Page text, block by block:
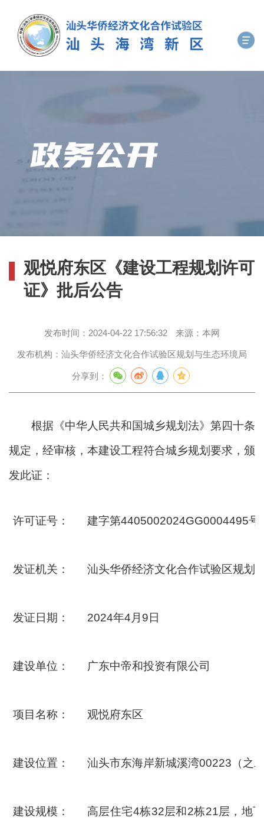
观悦府东区《建设工程规划许可
证》批后公告
发布时间： 2024-04-22 17:56:32 来源： 本网
发布机构： 汕头华侨经济文化合作试验区规划与生态环境局
分享到：
根据《中华人民共和国城乡规划法》第四十条
规定，经审核，本建设工程符合城乡规划要求，颁
发此证：
许可证号： 建字第4405002024GG0004495号
发证机关： 汕头华侨经济文化合作试验区规划
发证日期： 2024年4月9日
建设单位： 广东中帝和投资有限公司
项目名称： 观悦府东区
建设位置： 汕头市东海岸新城溪湾00223（之
建设规模：
高层住宅4栋32层和2栋21层，地